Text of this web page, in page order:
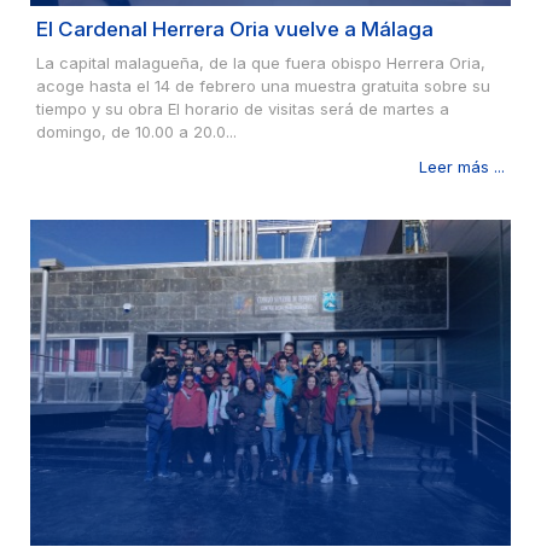
El Cardenal Herrera Oria vuelve a Málaga
La capital malagueña, de la que fuera obispo Herrera Oria,
acoge hasta el 14 de febrero una muestra gratuita sobre su
tiempo y su obra El horario de visitas será de martes a
domingo, de 10.00 a 20.0...
Leer más ...